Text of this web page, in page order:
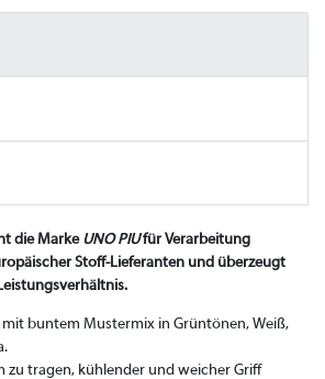
die Marke UNO PIUfür Verarbeitung
Stoff-Lieferanten und überzeugt
mit buntem Mustermix in Grüntönen, Weiß,
zu tragen, kühlender und weicher Griff